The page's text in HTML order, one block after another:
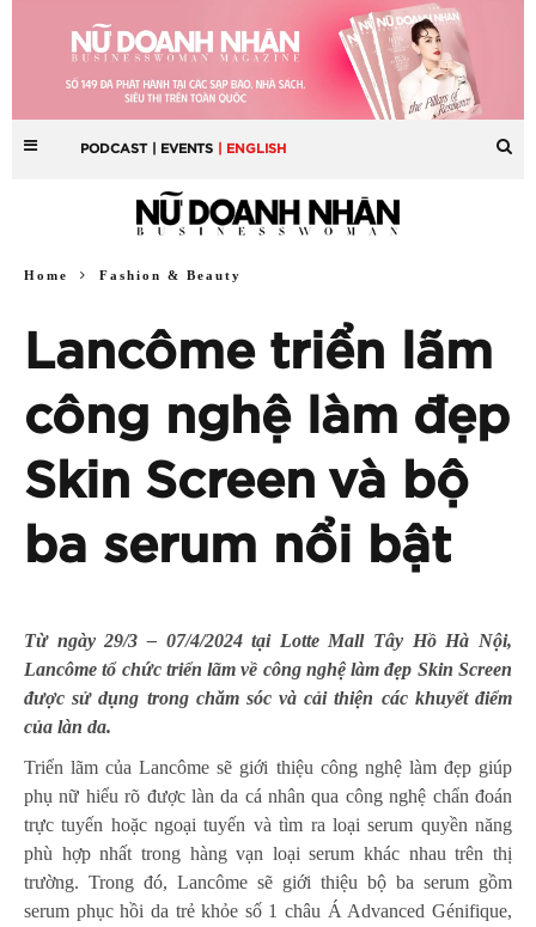
PODCAST | EVENTS | ENGLISH
Home Fashion & Beauty
Lancôme triển lãm
công nghệ làm đẹp
Skin Screen và bộ
ba serum nổi bật
Từ ngày 29/3 – 07/4/2024 tại Lotte Mall Tây Hồ Hà Nội,
Lancôme tổ chức triển lãm về công nghệ làm đẹp Skin Screen
được sử dụng trong chăm sóc và cải thiện các khuyết điểm
của làn da.
Triển lãm của Lancôme sẽ giới thiệu công nghệ làm đẹp giúp
phụ nữ hiểu rõ được làn da cá nhân qua công nghệ chẩn đoán
trực tuyến hoặc ngoại tuyến và tìm ra loại serum quyền năng
phù hợp nhất trong hàng vạn loại serum khác nhau trên thị
trường. Trong đó, Lancôme sẽ giới thiệu bộ ba serum gồm
serum phục hồi da trẻ khỏe số 1 châu Á Advanced Génifique,